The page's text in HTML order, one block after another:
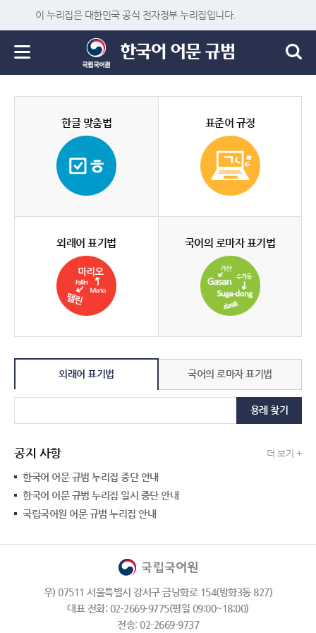
이 누리집은 대한민국 공식 전자정부 누리집입니다.
한글 맞춤법 표준어 규정
외래어 표기법 국어의 로마자 표기법
외래어 표기법 국어의 로마자 표기법
용례 찾기
공지 사항 더 보기 +
한국어 어문 규범 누리집 중단 안내
한국어 어문 규범 누리집 일시 중단 안내
국립국어원 어문 규범 누리집 안내
우) 07511 서울특별시 강서구 금낭화로 154(방화3동 827)
대표 전화: 02-2669-9775(평일 09:00~18:00)
전송: 02-2669-9737